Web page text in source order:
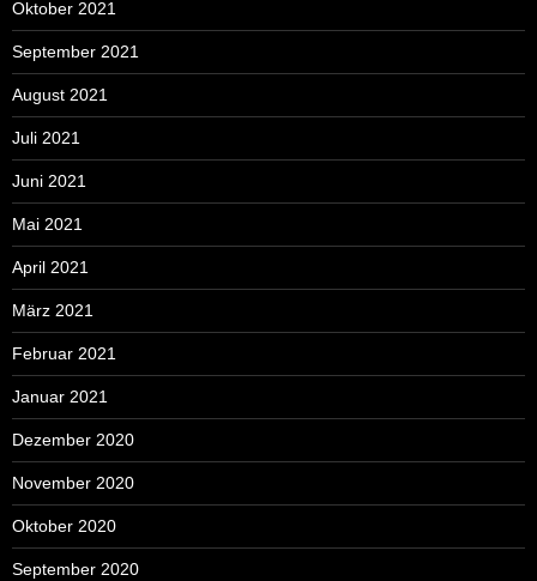
Oktober 2021
September 2021
August 2021
Juli 2021
Juni 2021
Mai 2021
April 2021
März 2021
Februar 2021
Januar 2021
Dezember 2020
November 2020
Oktober 2020
September 2020